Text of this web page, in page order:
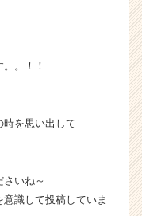
。！！
時を思い出して
いね～
識して投稿していま